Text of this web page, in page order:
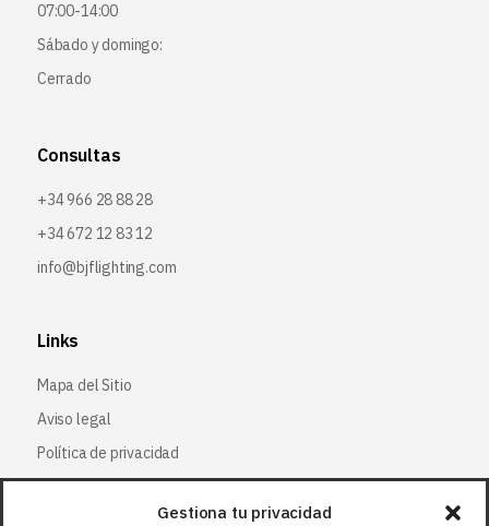
Gestiona tu privacidad
07:00-14:00
Sábado y domingo:
Cerrado
Consultas
+34 966 28 88 28
+34 672 12 83 12
info@bjflighting.com
Links
Mapa del Sitio
Aviso legal
Política de privacidad
Política de cookies